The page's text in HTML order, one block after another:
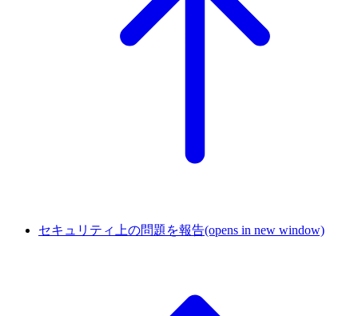
セキュリティ上の問題を報告(opens in new window)